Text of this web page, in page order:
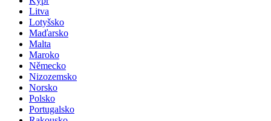
Litva
Lotyšsko
Maďarsko
Malta
Maroko
Německo
Nizozemsko
Norsko
Polsko
Portugalsko